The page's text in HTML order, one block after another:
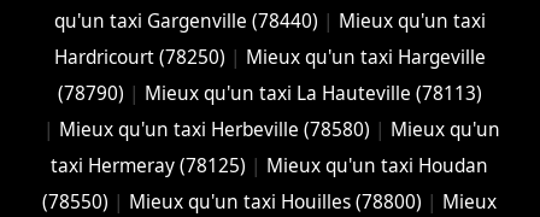
qu'un taxi Gargenville (78440) | Mieux qu'un taxi
Hardricourt (78250) | Mieux qu'un taxi Hargeville
(78790) | Mieux qu'un taxi La Hauteville (78113)
| Mieux qu'un taxi Herbeville (78580) | Mieux qu'un
taxi Hermeray (78125) | Mieux qu'un taxi Houdan
(78550) | Mieux qu'un taxi Houilles (78800) | Mieux